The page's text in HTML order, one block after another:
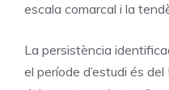
escala comarcal i la
La persistència
el període d’estudi és